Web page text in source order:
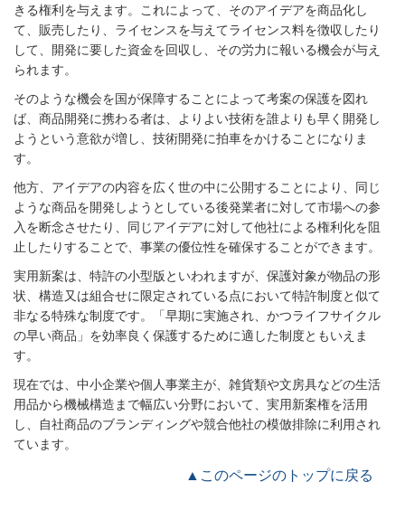
きる権利を与えます。これによって、そのアイデアを商品化し
て、販売したり、ライセンスを与えてライセンス料を徴収したり
して、開発に要した資金を回収し、その労力に報いる機会が与え
られます。
そのような機会を国が保障することによって考案の保護を図れ
ば、商品開発に携わる者は、よりよい技術を誰よりも早く開発し
ようという意欲が増し、技術開発に拍車をかけることになりま
す。
他方、アイデアの内容を広く世の中に公開することにより、同じ
ような商品を開発しようとしている後発業者に対して市場への参
入を断念させたり、同じアイデアに対して他社による権利化を阻
止したりすることで、事業の優位性を確保することができます。
実用新案は、特許の小型版といわれますが、保護対象が物品の形
状、構造又は組合せに限定されている点において特許制度と似て
非なる特殊な制度です。「早期に実施され、かつライフサイクル
の早い商品」を効率良く保護するために適した制度ともいえま
す。
現在では、中小企業や個人事業主が、雑貨類や文房具などの生活
用品から機械構造まで幅広い分野において、実用新案権を活用
し、自社商品のブランディングや競合他社の模倣排除に利用され
ています。
▲このページのトップに戻る